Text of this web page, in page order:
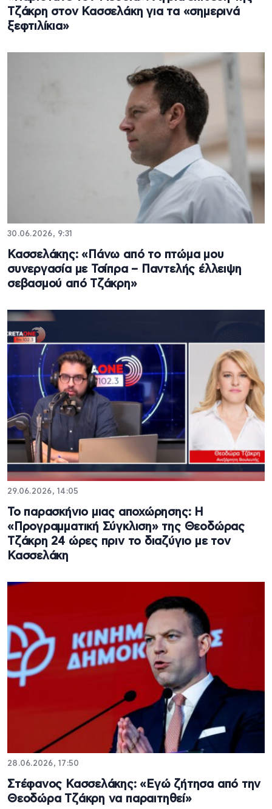
Τζάκρη στον Κασσελάκη για τα «σημερινά
ξεφτιλίκια»
30.06.2026, 9:31
Κασσελάκης: «Πάνω από το πτώμα μου
συνεργασία με Τσίπρα – Παντελής έλλειψη
σεβασμού από Τζάκρη»
29.06.2026, 14:05
Το παρασκήνιο μιας αποχώρησης: Η
«Προγραμματική Σύγκλιση» της Θεοδώρας
Τζάκρη 24 ώρες πριν το διαζύγιο με τον
Κασσελάκη
28.06.2026, 17:50
Στέφανος Κασσελάκης: «Εγώ ζήτησα από την
Θεοδώρα Τζάκρη να παραιτηθεί»